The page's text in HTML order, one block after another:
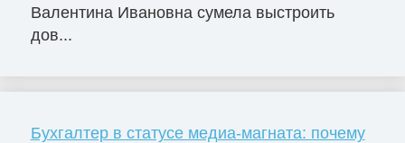
Валентина Ивановна сумела выстроить
дов...
Бухгалтер в статусе медиа-магната: почему